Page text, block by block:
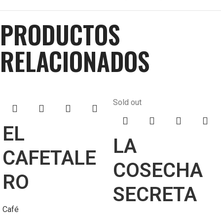
PRODUCTOS
RELACIONADOS
EL
CAFETALE
RO
Café
Sold out
LA
COSECHA
SECRETA